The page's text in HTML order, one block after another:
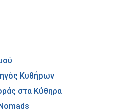
Κυθήρων
στα Κύθηρα